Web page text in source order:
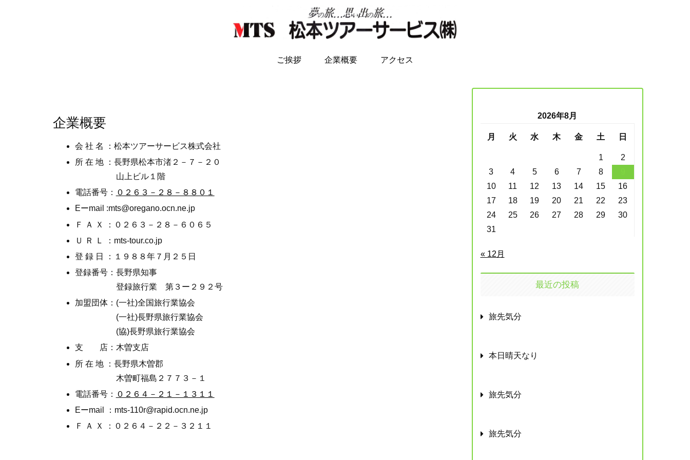
ご挨拶 企業概要 アクセス
企業概要
会 社 名 ：松本ツアーサービス株式会社
所 在 地 ：長野県松本市渚２－７－２０
山上ビル１階
電話番号： ０２６３－２８－８８０１
Eーmail :mts@oregano.ocn.ne.jp
Ｆ Ａ Ｘ ：０２６３－２８－６０６５
Ｕ Ｒ Ｌ ：mts-tour.co.jp
登 録 日 ：１９８８年７月２５日
登録番号：長野県知事
登録旅行業 第３ー２９２号
加盟団体：(一社)全国旅行業協会
(一社)長野県旅行業協会
(協)長野県旅行業協会
支 店：木曽支店
所 在 地 ：長野県木曽郡
木曽町福島２７７３－１
電話番号： ０２６４－２１－１３１１
Eーmail ：mts-110r@rapid.ocn.ne.jp
Ｆ Ａ Ｘ ：０２６４－２２－３２１１
2026年8月
月 火 水 木 金 土 日
1
2
3
4 5 6 7 8
10
11 12 13 14 15
16
17
18 19 20 21 22
23
24
25 26 27 28 29
30
31
« 12月
最近の投稿
旅先気分
本日晴天なり
旅先気分
旅先気分